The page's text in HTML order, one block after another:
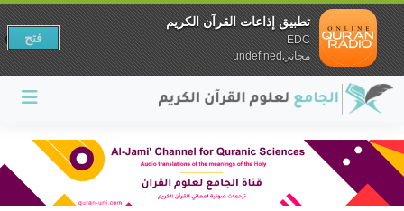
تطبيق إذاعات القرآن الكريم
EDC
مجانيundefined
فتح